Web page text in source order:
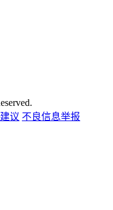
议 不良信息举报